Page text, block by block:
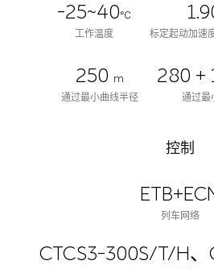
-25~40℃
工作温度
标定起动加速
250 m
通过最小曲线半径
280 +
通过最
控制
列车网络
CTCS3-300S/T/H